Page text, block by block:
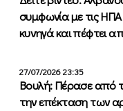
συμφωνία με τις ΗΠΑ
κυνηγά και πέφτει
27/07/2026 23:35
Βουλή: Πέρασε από
την επέκταση των